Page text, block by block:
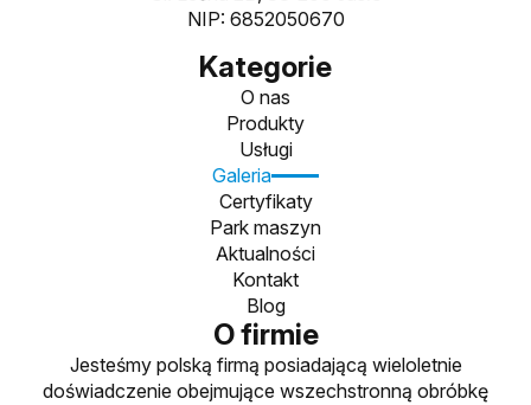
NIP: 6852050670
Kategorie
O nas
Produkty
Usługi
Galeria
Certyfikaty
Park maszyn
Aktualności
Kontakt
Blog
O firmie
Jesteśmy polską firmą posiadającą wieloletnie
doświadczenie obejmujące wszechstronną obróbkę